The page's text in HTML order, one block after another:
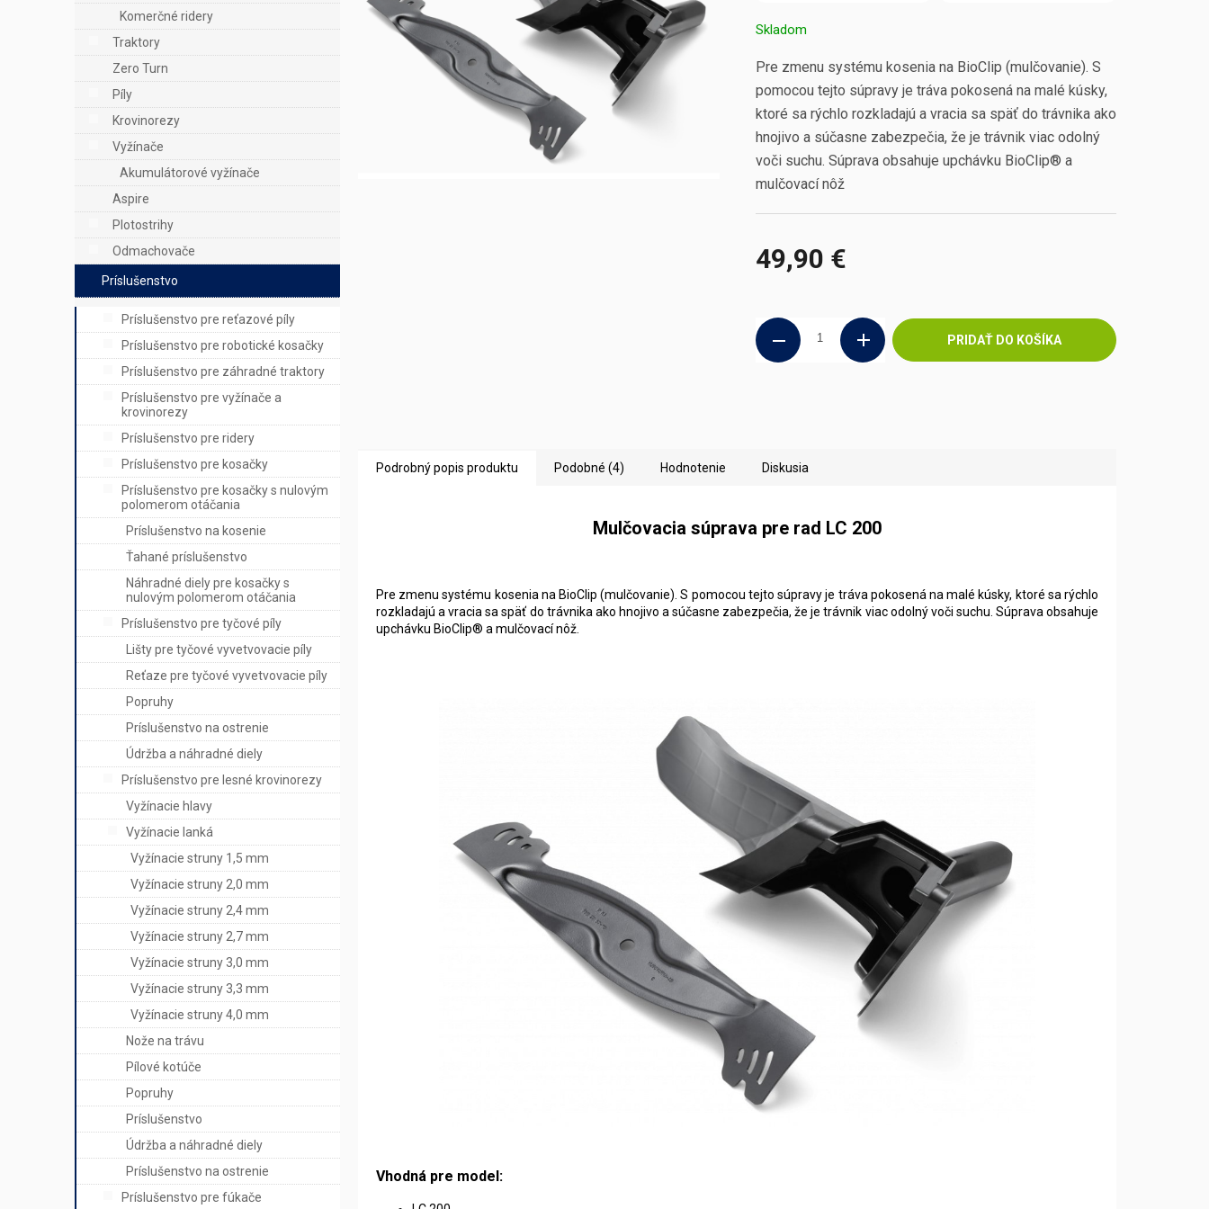
e
l
Komerčné ridery
Traktory
Zero Turn
Píly
Krovinorezy
Vyžínače
Akumulátorové vyžínače
Aspire
Plotostrihy
Odmachovače
Príslušenstvo
Príslušenstvo pre reťazové píly
Príslušenstvo pre robotické kosačky
Príslušenstvo pre záhradné traktory
Príslušenstvo pre vyžínače a
krovinorezy
Príslušenstvo pre ridery
Príslušenstvo pre kosačky
Príslušenstvo pre kosačky s nulovým
polomerom otáčania
Príslušenstvo na kosenie
Ťahané príslušenstvo
Náhradné diely pre kosačky s
nulovým polomerom otáčania
Príslušenstvo pre tyčové píly
Lišty pre tyčové vyvetvovacie píly
Reťaze pre tyčové vyvetvovacie píly
Popruhy
Príslušenstvo na ostrenie
Údržba a náhradné diely
Príslušenstvo pre lesné krovinorezy
Vyžínacie hlavy
Vyžínacie lanká
Vyžínacie struny 1,5 mm
Vyžínacie struny 2,0 mm
Vyžínacie struny 2,4 mm
Vyžínacie struny 2,7 mm
Vyžínacie struny 3,0 mm
Vyžínacie struny 3,3 mm
Vyžínacie struny 4,0 mm
Nože na trávu
Pílové kotúče
Popruhy
Príslušenstvo
Údržba a náhradné diely
Príslušenstvo na ostrenie
Príslušenstvo pre fúkače
49,90 €
Skladom
PRIDAŤ DO KOŠÍKA
Pre zmenu systému kosenia na BioClip (mulčovanie). S
pomocou tejto súpravy je tráva pokosená na malé kúsky,
ktoré sa rýchlo rozkladajú a vracia sa späť do trávnika ako
hnojivo a súčasne zabezpečia, že je trávnik viac odolný
voči suchu. Súprava obsahuje upchávku BioClip® a
mulčovací nôž
Podrobný popis produktu Podobné (4) Hodnotenie Diskusia
Mulčovacia súprava pre rad LC 200
Pre zmenu systému kosenia na BioClip (mulčovanie). S pomocou tejto súpravy je tráva pokosená na malé kúsky, ktoré sa rýchlo
rozkladajú a vracia sa späť do trávnika ako hnojivo a súčasne zabezpečia, že je trávnik viac odolný voči suchu. Súprava obsahuje
upchávku BioClip® a mulčovací nôž.
Vhodná pre model: